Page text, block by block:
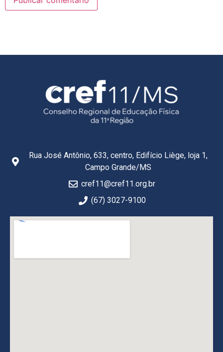
Rua José Antônio, 633, centro, Edifício Liège, loja 1,
Campo Grande/MS
cref11@cref11.org.br
(67) 3027-9100